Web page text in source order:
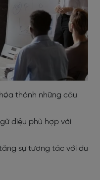
thành những câu
điệu phù hợp với
sự tương tác với du